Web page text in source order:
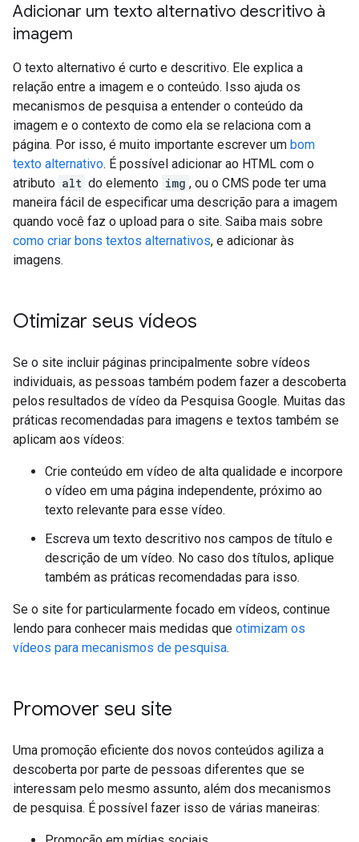
Adicionar um texto alternativo descritivo à
imagem
O texto alternativo é curto e descritivo. Ele explica a
relação entre a imagem e o conteúdo. Isso ajuda os
mecanismos de pesquisa a entender o conteúdo da
imagem e o contexto de como ela se relaciona com a
página. Por isso, é muito importante escrever um bom
texto alternativo. É possível adicionar ao HTML com o
atributo alt do elemento img , ou o CMS pode ter uma
maneira fácil de especificar uma descrição para a imagem
quando você faz o upload para o site. Saiba mais sobre
como criar bons textos alternativos, e adicionar às
imagens.
Otimizar seus vídeos
Se o site incluir páginas principalmente sobre vídeos
individuais, as pessoas também podem fazer a descoberta
pelos resultados de vídeo da Pesquisa Google. Muitas das
práticas recomendadas para imagens e textos também se
aplicam aos vídeos:
Crie conteúdo em vídeo de alta qualidade e incorpore
o vídeo em uma página independente, próximo ao
texto relevante para esse vídeo.
Escreva um texto descritivo nos campos de título e
descrição de um vídeo. No caso dos títulos, aplique
também as práticas recomendadas para isso.
Se o site for particularmente focado em vídeos, continue
lendo para conhecer mais medidas que otimizam os
vídeos para mecanismos de pesquisa.
Promover seu site
Uma promoção eficiente dos novos conteúdos agiliza a
descoberta por parte de pessoas diferentes que se
interessam pelo mesmo assunto, além dos mecanismos
de pesquisa. É possível fazer isso de várias maneiras: